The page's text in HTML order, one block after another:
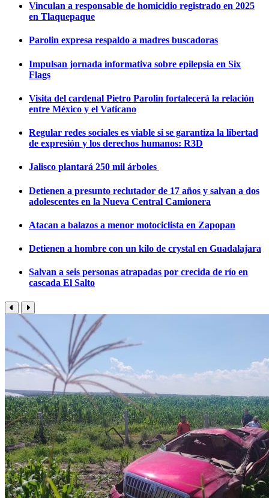
Vinculan a responsable de homicidio registrado en 2025
en Tlaquepaque
Parolin expresa respaldo a madres buscadoras
Impulsan jornada informativa sobre epilepsia en Six
Flags
Visita del cardenal Pietro Parolin fortalecerá la relación
entre México y el Vaticano
Regular redes sociales es viable si se garantiza la libertad
de expresión y los derechos humanos: R3D
Jalisco plantará 250 mil árboles
Detienen a presunto reclutador de 17 años y salvan a dos
adolescentes en la Nueva Central Camionera
Atacan a balazos a menor motociclista en Zapopan
Detienen a hombre con un kilo de crystal en Guadalajara
Salvan a seis personas atrapadas por crecida de río en
cascada El Salto